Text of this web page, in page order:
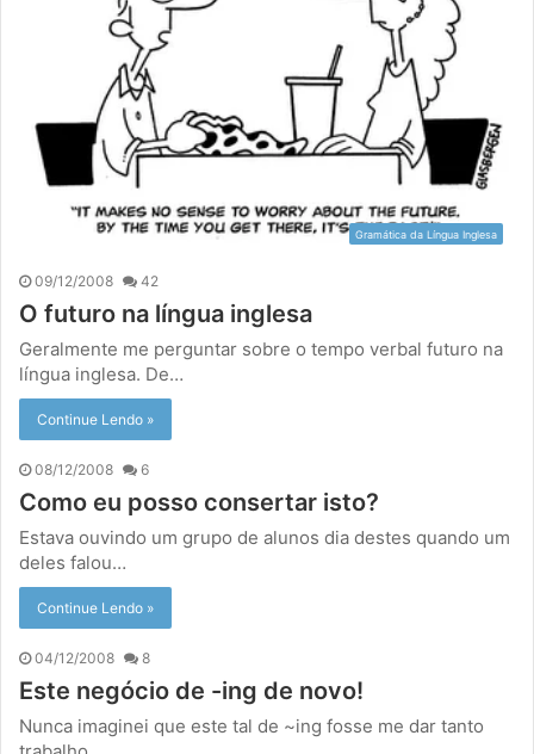
Gramática da Língua Inglesa
09/12/2008 42
O futuro na língua inglesa
Geralmente me perguntar sobre o tempo verbal futuro na
língua inglesa. De…
Continue Lendo »
08/12/2008 6
Como eu posso consertar isto?
Estava ouvindo um grupo de alunos dia destes quando um
deles falou…
Continue Lendo »
04/12/2008 8
Este negócio de -ing de novo!
Nunca imaginei que este tal de ~ing fosse me dar tanto